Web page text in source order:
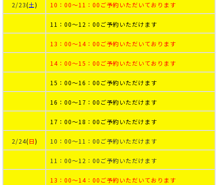
2/23(土) 10：00～11：00ご予約いただいております
11：00～12：00ご予約いただけます
13：00～14：00ご予約いただいております
14：00～15：00ご予約いただいております
15：00～16：00ご予約いただけます
16：00～17：00ご予約いただけます
17：00～18：00ご予約いただけます
2/24(日) 10：00～11：00ご予約いただけます
11：00～12：00ご予約いただけます
13：00～14：00ご予約いただいております